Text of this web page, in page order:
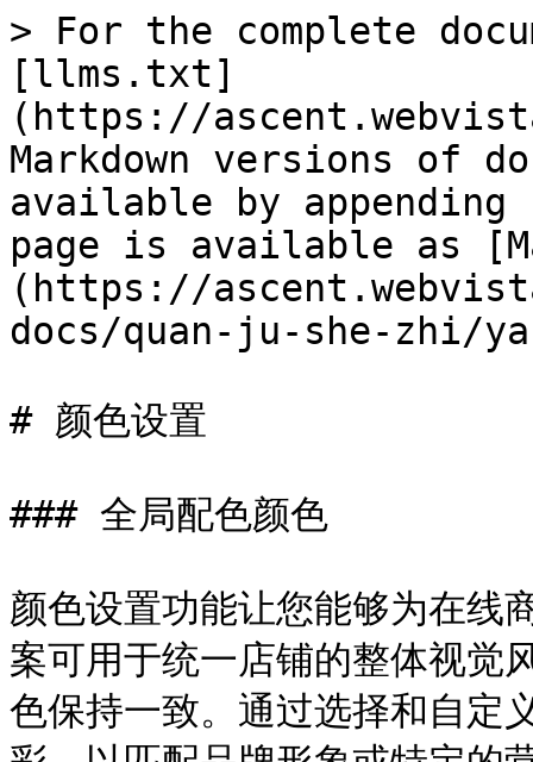
> For the complete
[llms.txt]
(https://
Markdown versions of
available by
page is available as
(https://
docs/quan-ju-she-zhi/
# 颜色设置
### 全局配色颜色
颜色设置功能让您能够为在线
案可用于统一店铺的整体视觉
色保持一致。通过选择和自定